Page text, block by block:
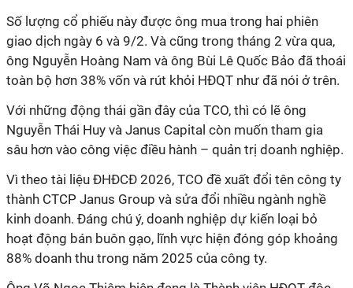
Số lượng cổ phiếu này được ông mua trong hai phiên
giao dịch ngày 6 và 9/2. Và cũng trong tháng 2 vừa qua,
ông Nguyễn Hoàng Nam và ông Bùi Lê Quốc Bảo đã thoái
toàn bộ hơn 38% vốn và rút khỏi HĐQT như đã nói ở trên.
Với những động thái gần đây của TCO, thì có lẽ ông
Nguyễn Thái Huy và Janus Capital còn muốn tham gia
sâu hơn vào công việc điều hành – quản trị doanh nghiệp.
Vì theo tài liệu ĐHĐCĐ 2026, TCO đề xuất đổi tên công ty
thành CTCP Janus Group và sửa đổi nhiều ngành nghề
kinh doanh. Đáng chú ý, doanh nghiệp dự kiến loại bỏ
hoạt động bán buôn gạo, lĩnh vực hiện đóng góp khoảng
88% doanh thu trong năm 2025 của công ty.